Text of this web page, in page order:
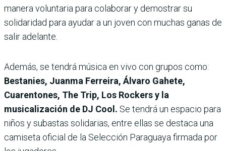
manera voluntaria para colaborar y demostrar su
solidaridad para ayudar a un joven con muchas ganas de
salir adelante.
Además, se tendrá música en vivo con grupos como:
Bestanies, Juanma Ferreira, Álvaro Gahete,
Cuarentones, The Trip, Los Rockers y la
musicalización de DJ Cool. Se tendrá un espacio para
niños y subastas solidarias, entre ellas se destaca una
camiseta oficial de la Selección Paraguaya firmada por